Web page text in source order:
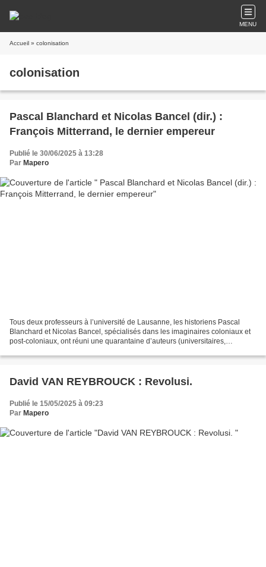
MENU
Accueil » colonisation
colonisation
Pascal Blanchard et Nicolas Bancel (dir.) :
François Mitterrand, le dernier empereur
Publié le 30/06/2025 à 13:28
Par Mapero
Tous deux professeurs à l’université de Lausanne, les historiens Pascal
Blanchard et Nicolas Bancel, spécialisés dans les imaginaires coloniaux et
post-coloniaux, ont réuni une quarantaine d’auteurs (universitaires,
David VAN REYBROUCK : Revolusi.
Publié le 15/05/2025 à 09:23
Par Mapero